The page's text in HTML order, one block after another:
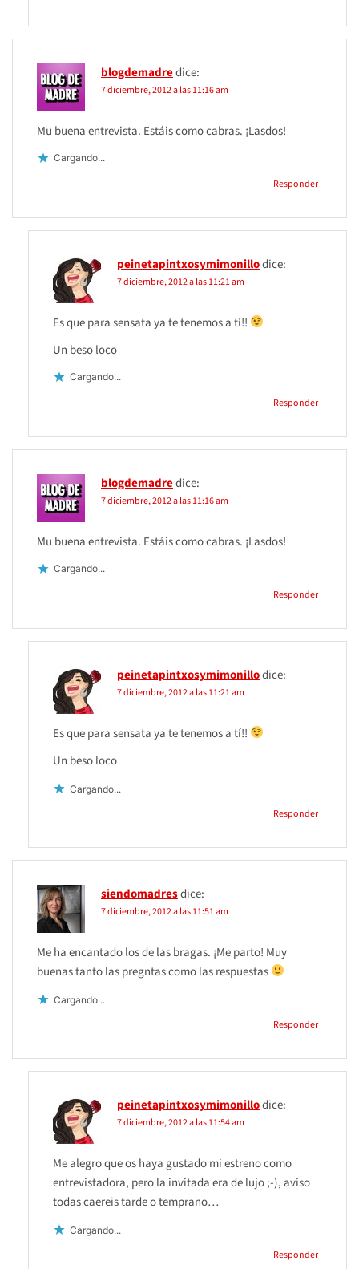
blogdemadredice:
7 diciembre, 2012 a las 11:16 am
Mu buena entrevista. Estáis como cabras. ¡Lasdos!
Cargando...
Responder
peinetapintxosymimonillodice:
7 diciembre, 2012 a las 11:21 am
Es que para sensata ya te tenemos a tí!!
Un beso loco
Cargando...
Responder
blogdemadredice:
7 diciembre, 2012 a las 11:16 am
Mu buena entrevista. Estáis como cabras. ¡Lasdos!
Cargando...
Responder
peinetapintxosymimonillodice:
7 diciembre, 2012 a las 11:21 am
Es que para sensata ya te tenemos a tí!!
Un beso loco
Cargando...
Responder
siendomadresdice:
7 diciembre, 2012 a las 11:51 am
Me ha encantado los de las bragas. ¡Me parto! Muy
buenas tanto las pregntas como las respuestas
Cargando...
Responder
peinetapintxosymimonillodice:
7 diciembre, 2012 a las 11:54 am
Me alegro que os haya gustado mi estreno como
entrevistadora, pero la invitada era de lujo ;-), aviso
todas caereis tarde o temprano…
Cargando...
Responder